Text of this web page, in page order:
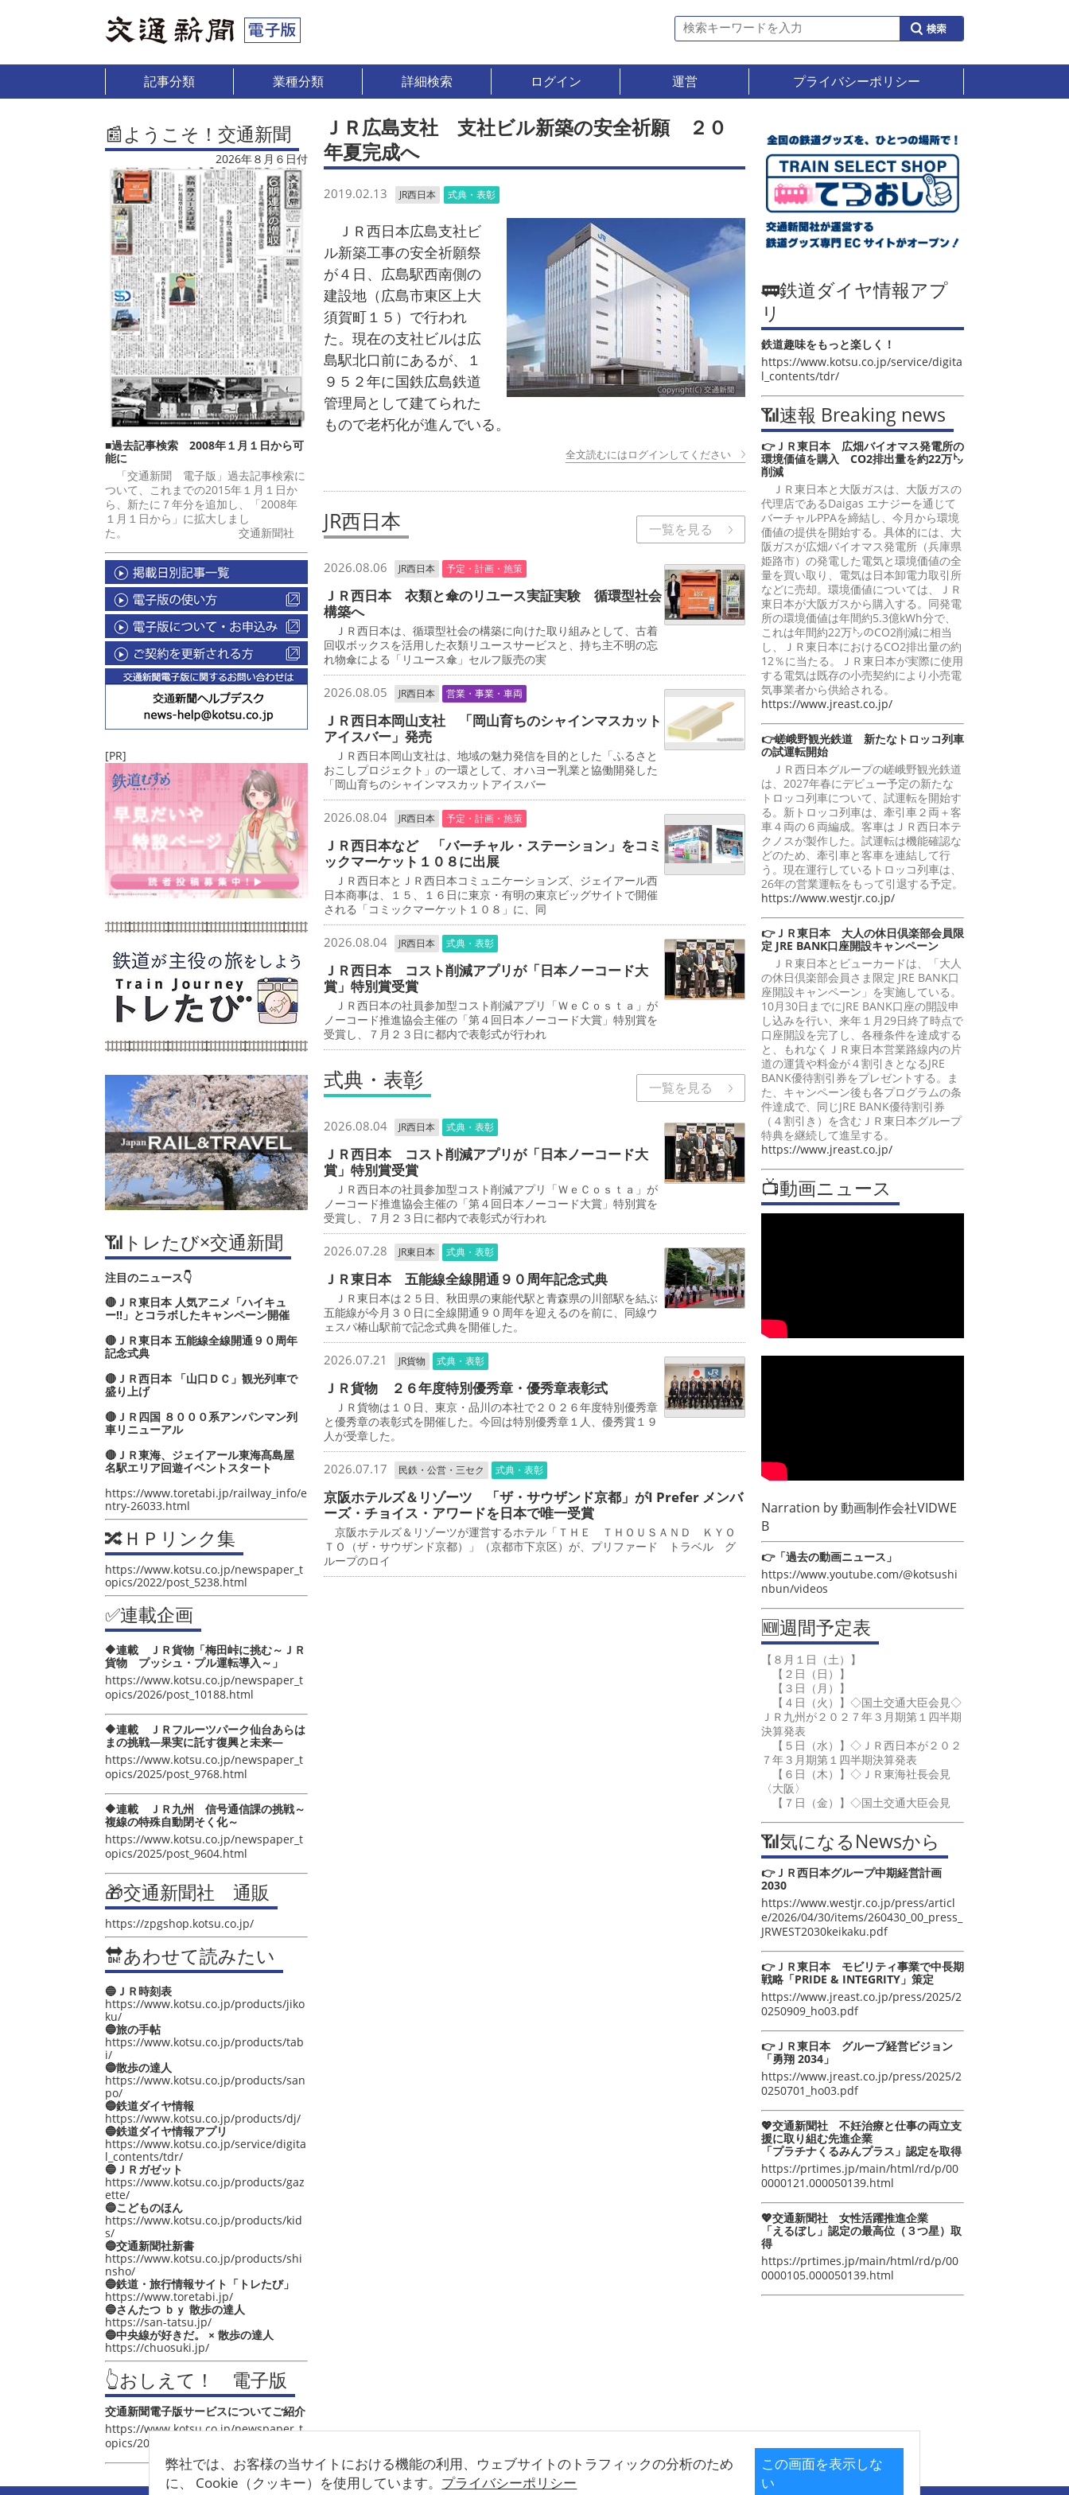
記事分類 業種分類 詳細検索 ログイン 運営 プライバシーポリシー
弊社では、お客様の当サイトにおける機能の利用、ウェブサイトのトラフィックの分析のため
に、 Cookie（クッキー）を使用しています。 プライバシーポリシー
この画面を表示しな
い
📰ようこそ！交通新聞
2026年８月６日付
■過去記事検索 2008年１月１日から可
能に
「交通新聞 電子版」過去記事検索に
ついて、これまでの2015年１月１日か
ら、新たに７年分を追加し、「2008年
１月１日から」に拡大しまし
た。 交通新聞社
[PR]
📶トレたび×交通新聞
注目のニュース👇
🔴ＪＲ東日本 人気アニメ「ハイキュ
ー‼」とコラボしたキャンペーン開催
🔴ＪＲ東日本 五能線全線開通９０周年
記念式典
🔴ＪＲ西日本 「山口ＤＣ」観光列車で
盛り上げ
🔴ＪＲ四国 ８０００系アンパンマン列
車リニューアル
🔴ＪＲ東海、ジェイアール東海髙島屋
名駅エリア回遊イベントスタート
https://www.toretabi.jp/railway_info/e
ntry-26033.html
🔀ＨＰリンク集
https://www.kotsu.co.jp/newspaper_t
opics/2022/post_5238.html
✅連載企画
🔶連載 ＪＲ貨物「梅田峠に挑む～ＪＲ
貨物 プッシュ・プル運転導入～」
https://www.kotsu.co.jp/newspaper_t
opics/2026/post_10188.html
🔶連載 ＪＲフルーツパーク仙台あらは
まの挑戦―果実に託す復興と未来―
https://www.kotsu.co.jp/newspaper_t
opics/2025/post_9768.html
🔶連載 ＪＲ九州 信号通信課の挑戦～
複線の特殊自動閉そく化～
https://www.kotsu.co.jp/newspaper_t
opics/2025/post_9604.html
🎁交通新聞社 通販
https://zpgshop.kotsu.co.jp/
🔛あわせて読みたい
🔵ＪＲ時刻表
https://www.kotsu.co.jp/products/jiko
ku/
🔵旅の手帖
https://www.kotsu.co.jp/products/tab
i/
🔵散歩の達人
https://www.kotsu.co.jp/products/san
po/
🔵鉄道ダイヤ情報
https://www.kotsu.co.jp/products/dj/
🔵鉄道ダイヤ情報アプリ
https://www.kotsu.co.jp/service/digita
l_contents/tdr/
🔵ＪＲガゼット
https://www.kotsu.co.jp/products/gaz
ette/
🔵こどものほん
https://www.kotsu.co.jp/products/kid
s/
🔵交通新聞社新書
https://www.kotsu.co.jp/products/shi
nsho/
🔵鉄道・旅行情報サイト「トレたび」
https://www.toretabi.jp/
🔵さんたつ ｂｙ 散歩の達人
https://san-tatsu.jp/
🔵中央線が好きだ。 × 散歩の達人
https://chuosuki.jp/
👆おしえて！ 電子版
交通新聞電子版サービスについてご紹介
https://www.kotsu.co.jp/newspaper_t
opics/2021/post_4048.html
ＪＲ広島支社 支社ビル新築の安全祈願 ２０
年夏完成へ
2019.02.13 JR西日本 式典・表彰
ＪＲ西日本広島支社ビ
ル新築工事の安全祈願祭
が４日、広島駅西南側の
建設地（広島市東区上大
須賀町１５）で行われ
た。現在の支社ビルは広
島駅北口前にあるが、１
９５２年に国鉄広島鉄道
管理局として建てられた
もので老朽化が進んでいる。
全文読むにはログインしてください
JR西日本 一覧を見る
2026.08.06 JR西日本 予定・計画・施策
ＪＲ西日本 衣類と傘のリユース実証実験 循環型社会
構築へ
ＪＲ西日本は、循環型社会の構築に向けた取り組みとして、古着
回収ボックスを活用した衣類リユースサービスと、持ち主不明の忘
れ物傘による「リユース傘」セルフ販売の実
2026.08.05 JR西日本 営業・事業・車両
ＪＲ西日本岡山支社 「岡山育ちのシャインマスカット
アイスバー」発売
ＪＲ西日本岡山支社は、地域の魅力発信を目的とした「ふるさと
おこしプロジェクト」の一環として、オハヨー乳業と協働開発した
「岡山育ちのシャインマスカットアイスバー
2026.08.04 JR西日本 予定・計画・施策
ＪＲ西日本など 「バーチャル・ステーション」をコミ
ックマーケット１０８に出展
ＪＲ西日本とＪＲ西日本コミュニケーションズ、ジェイアール西
日本商事は、１５、１６日に東京・有明の東京ビッグサイトで開催
される「コミックマーケット１０８」に、同
2026.08.04 JR西日本 式典・表彰
ＪＲ西日本 コスト削減アプリが「日本ノーコード大
賞」特別賞受賞
ＪＲ西日本の社員参加型コスト削減アプリ「ＷｅＣｏｓｔａ」が
ノーコード推進協会主催の「第４回日本ノーコード大賞」特別賞を
受賞し、７月２３日に都内で表彰式が行われ
式典・表彰 一覧を見る
2026.08.04 JR西日本 式典・表彰
ＪＲ西日本 コスト削減アプリが「日本ノーコード大
賞」特別賞受賞
ＪＲ西日本の社員参加型コスト削減アプリ「ＷｅＣｏｓｔａ」が
ノーコード推進協会主催の「第４回日本ノーコード大賞」特別賞を
受賞し、７月２３日に都内で表彰式が行われ
2026.07.28 JR東日本 式典・表彰
ＪＲ東日本 五能線全線開通９０周年記念式典
ＪＲ東日本は２５日、秋田県の東能代駅と青森県の川部駅を結ぶ
五能線が今月３０日に全線開通９０周年を迎えるのを前に、同線ウ
ェスパ椿山駅前で記念式典を開催した。
2026.07.21 JR貨物 式典・表彰
ＪＲ貨物 ２６年度特別優秀章・優秀章表彰式
ＪＲ貨物は１０日、東京・品川の本社で２０２６年度特別優秀章
と優秀章の表彰式を開催した。今回は特別優秀章１人、優秀賞１９
人が受章した。
2026.07.17 民鉄・公営・三セク 式典・表彰
京阪ホテルズ＆リゾーツ 「ザ・サウザンド京都」がI Prefer メンバ
ーズ・チョイス・アワードを日本で唯一受賞
京阪ホテルズ＆リゾーツが運営するホテル「ＴＨＥ ＴＨＯＵＳＡＮＤ ＫＹＯ
ＴＯ（ザ・サウザンド京都）」（京都市下京区）が、プリファード トラベル グ
ループのロイ
🚃鉄道ダイヤ情報アプ
リ
鉄道趣味をもっと楽しく！
https://www.kotsu.co.jp/service/digita
l_contents/tdr/
📶速報 Breaking news
👉ＪＲ東日本 広畑バイオマス発電所の
環境価値を購入 CO2排出量を約22万㌧
削減
ＪＲ東日本と大阪ガスは、大阪ガスの
代理店であるDaigas エナジーを通じて
バーチャルPPAを締結し、今月から環境
価値の提供を開始する。具体的には、大
阪ガスが広畑バイオマス発電所（兵庫県
姫路市）の発電した電気と環境価値の全
量を買い取り、電気は日本卸電力取引所
などに売却。環境価値については、ＪＲ
東日本が大阪ガスから購入する。同発電
所の環境価値は年間約5.3億kWh分で、
これは年間約22万㌧のCO2削減に相当
し、ＪＲ東日本におけるCO2排出量の約
12％に当たる。ＪＲ東日本が実際に使用
する電気は既存の小売契約により小売電
気事業者から供給される。
https://www.jreast.co.jp/
👉嵯峨野観光鉄道 新たなトロッコ列車
の試運転開始
ＪＲ西日本グループの嵯峨野観光鉄道
は、2027年春にデビュー予定の新たな
トロッコ列車について、試運転を開始す
る。新トロッコ列車は、牽引車２両＋客
車４両の６両編成。客車はＪＲ西日本テ
クノスが製作した。試運転は機能確認な
どのため、牽引車と客車を連結して行
う。現在運行しているトロッコ列車は、
26年の営業運転をもって引退する予定。
https://www.westjr.co.jp/
👉ＪＲ東日本 大人の休日倶楽部会員限
定 JRE BANK口座開設キャンペーン
ＪＲ東日本とビューカードは、「大人
の休日倶楽部会員さま限定 JRE BANK口
座開設キャンペーン」を実施している。
10月30日までにJRE BANK口座の開設申
し込みを行い、来年１月29日終了時点で
口座開設を完了し、各種条件を達成する
と、もれなくＪＲ東日本営業路線内の片
道の運賃や料金が４割引きとなるJRE
BANK優待割引券をプレゼントする。ま
た、キャンペーン後も各プログラムの条
件達成で、同じJRE BANK優待割引券
（４割引き）を含むＪＲ東日本グループ
特典を継続して進呈する。
https://www.jreast.co.jp/
📺動画ニュース
Narration by動画制作会社VIDWE
B
👉「過去の動画ニュース」
https://www.youtube.com/@kotsushi
nbun/videos
🆕週間予定表
【８月１日（土）】
【２日（日）】
【３日（月）】
【４日（火）】◇国土交通大臣会見◇
ＪＲ九州が２０２７年３月期第１四半期
決算発表
【５日（水）】◇ＪＲ西日本が２０２
７年３月期第１四半期決算発表
【６日（木）】◇ＪＲ東海社長会見
〈大阪〉
【７日（金）】◇国土交通大臣会見
📶気になるNewsから
👉ＪＲ西日本グループ中期経営計画
2030
https://www.westjr.co.jp/press/articl
e/2026/04/30/items/260430_00_press_
JRWEST2030keikaku.pdf
👉ＪＲ東日本 モビリティ事業で中長期
戦略「PRIDE & INTEGRITY」策定
https://www.jreast.co.jp/press/2025/2
0250909_ho03.pdf
👉ＪＲ東日本 グループ経営ビジョン
「勇翔 2034」
https://www.jreast.co.jp/press/2025/2
0250701_ho03.pdf
💖交通新聞社 不妊治療と仕事の両立支
援に取り組む先進企業
「プラチナくるみんプラス」認定を取得
https://prtimes.jp/main/html/rd/p/00
0000121.000050139.html
💖交通新聞社 女性活躍推進企業
「えるぼし」認定の最高位（３つ星）取
得
https://prtimes.jp/main/html/rd/p/00
0000105.000050139.html